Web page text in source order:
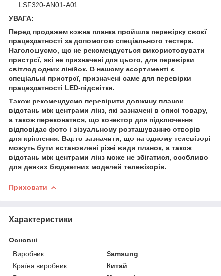
LSF320-AN01-A01
УВАГА:
Перед продажем кожна планка пройшла перевірку своєї
працездатності за допомогою спеціального тестера.
Наголошуємо, що не рекомендується використовувати
пристрої, які не призначені для цього, для перевірки
світлодіодних лінійок. В нашому асортименті є
спеціальні пристрої, призначені саме для перевірки
працездатності LED-підсвітки.
Також рекомендуємо перевірити довжину планок,
відстань між центрами лінз, які зазначені в описі товару,
а також переконатися, що конектор для підключення
відповідає фото і візуальному розташуванню отворів
для кріплення. Варто зазначити, що на одному телевізорі
можуть бути встановлені різні види планок, а також
відстань між центрами лінз може не збігатися, особливо
для деяких бюджетних моделей телевізорів.
Приховати
Характеристики
Основні
Виробник
Samsung
Країна виробник
Китай